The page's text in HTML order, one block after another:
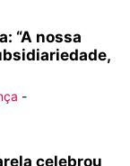
“A nossa
-
celebrou